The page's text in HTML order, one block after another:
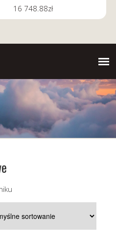
16 748.88zł